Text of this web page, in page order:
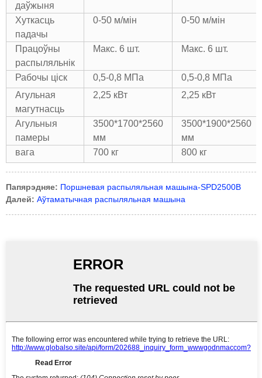
даўжыня
Хуткасць
падачы
0-50 м/мін 0-50 м/мін
Працоўны
распыляльнік
Макс. 6 шт. Макс. 6 шт.
Рабочы ціск 0,5-0,8 МПа
0,5-0,8 МПа
Агульная
магутнасць
2,25 кВт 2,25 кВт
Агульныя
памеры
3500*1700*2560
мм
3500*1900*2560
мм
вага
700 кг 800 кг
Папярэдняе: Поршневая распыляльная машына-SPD2500B
Далей: Аўтаматычная распыляльная машына